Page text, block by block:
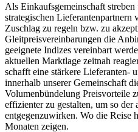
Als Einkaufsgemeinschaft
strategischen Lieferantenpartnern
Zuschlag zu regeln bzw. zu
Gleitpreisvereinbarungen die
geeignete Indizes vereinbart
aktuellen Marktlage zeitnah
schafft eine stärkere Lieferanten-
innerhalb unserer Gemeinschaft
Volumenbündelung Preisvorteile
effizienter zu gestalten, um so
entgegenzuwirken. Wo die Reise
Monaten zeigen.